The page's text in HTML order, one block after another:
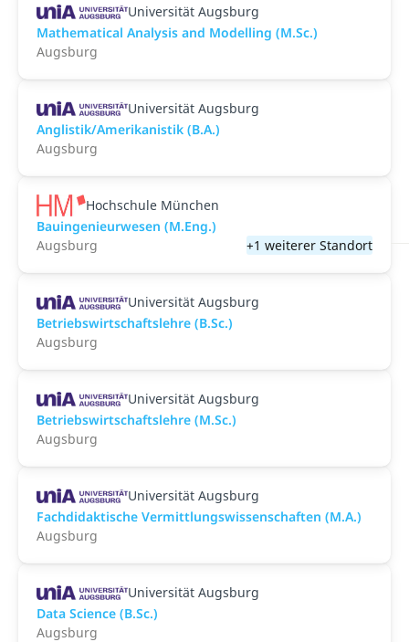
Universität Augsburg
Mathematical Analysis and Modelling (M.Sc.)
Augsburg
Universität Augsburg
Anglistik/Amerikanistik (B.A.)
Augsburg
Hochschule München
Bauingenieurwesen (M.Eng.)
Augsburg
+1 weiterer Standort
Universität Augsburg
Betriebswirtschaftslehre (B.Sc.)
Augsburg
Universität Augsburg
Betriebswirtschaftslehre (M.Sc.)
Augsburg
Universität Augsburg
Fachdidaktische Vermittlungswissenschaften (M.A.)
Augsburg
Universität Augsburg
Data Science (B.Sc.)
Augsburg